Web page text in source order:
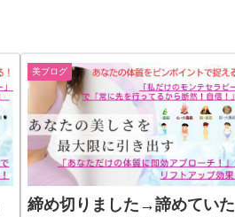
美ブログ
締め切りました→諦めていた